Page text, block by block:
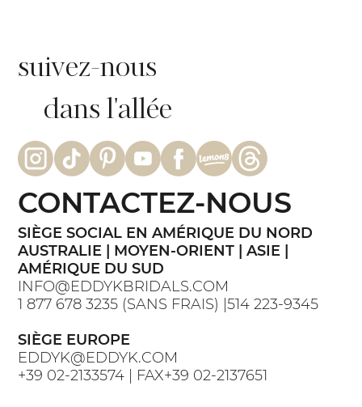
suivez-nous
dans l'allée
SIÈGE SOCIAL EN AMÉRIQUE DU NORD
AUSTRALIE | MOYEN-ORIENT | ASIE |
AMÉRIQUE DU SUD
INFO@EDDYKBRIDALS.COM
1 877 678 3235 (SANS FRAIS) |514 223-9345
SIÈGE EUROPE
EDDYK@EDDYK.COM
+39 02-2133574 | FAX+39 02-2137651
CONTACTEZ-NOUS